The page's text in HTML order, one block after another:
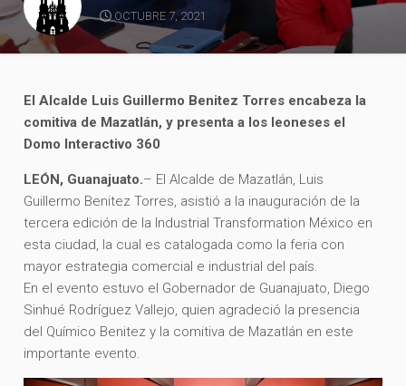
OCTUBRE 7, 2021
El Alcalde Luis Guillermo Benitez Torres encabeza la
comitiva de Mazatlán, y presenta a los leoneses el
Domo Interactivo 360
LEÓN, Guanajuato.– El Alcalde de Mazatlán, Luis
Guillermo Benitez Torres, asistió a la inauguración de la
tercera edición de la Industrial Transformation México en
esta ciudad, la cual es catalogada como la feria con
mayor estrategia comercial e industrial del país.
En el evento estuvo el Gobernador de Guanajuato, Diego
Sinhué Rodríguez Vallejo, quien agradeció la presencia
del Químico Benitez y la comitiva de Mazatlán en este
importante evento.